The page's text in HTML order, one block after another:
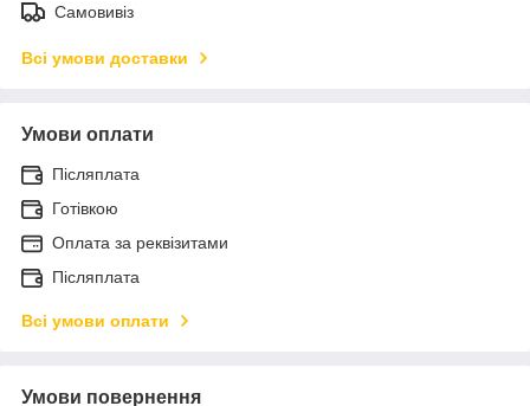
Самовивіз
Всі умови доставки
Умови оплати
Післяплата
Готівкою
Оплата за реквізитами
Післяплата
Всі умови оплати
Умови повернення